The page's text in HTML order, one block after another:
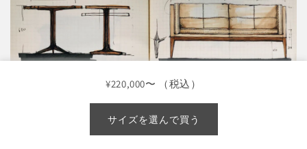
¥220,000〜 （税込）
サイズを選んで買う